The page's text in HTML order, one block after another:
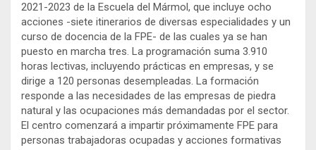
2021-2023 de la Escuela del Mármol, que incluye ocho
acciones -siete itinerarios de diversas especialidades y un
curso de docencia de la FPE- de las cuales ya se han
puesto en marcha tres. La programación suma 3.910
horas lectivas, incluyendo prácticas en empresas, y se
dirige a 120 personas desempleadas. La formación
responde a las necesidades de las empresas de piedra
natural y las ocupaciones más demandadas por el sector.
El centro comenzará a impartir próximamente FPE para
personas trabajadoras ocupadas y acciones formativas